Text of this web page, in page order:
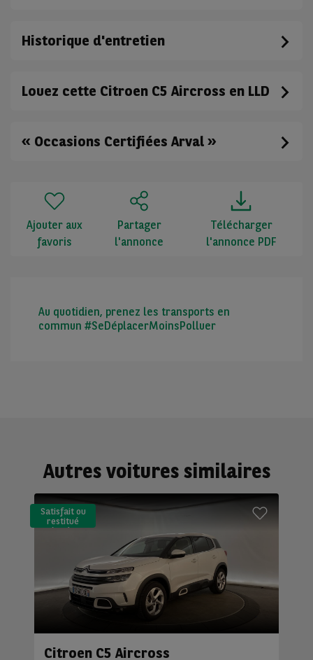
Historique d'entretien
Louez cette Citroen C5 Aircross en LLD
« Occasions Certifiées Arval »
Ajouter aux
favoris
Partager
l'annonce
Télécharger
l'annonce PDF
Au quotidien, prenez les transports en
commun #SeDéplacerMoinsPolluer
Autres voitures similaires
Satisfait ou
restitué
(LLD)*
Citroen C5 Aircross